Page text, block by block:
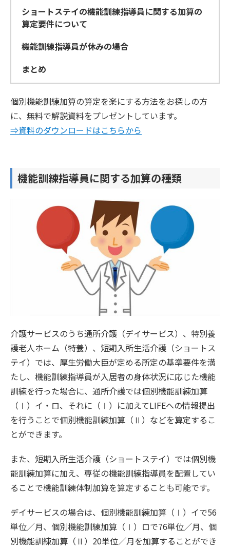
ショートステイの機能訓練指導員に関する加算の
算定要件について
機能訓練指導員が休みの場合
まとめ
個別機能訓練加算の算定を楽にする方法をお探しの方
に、無料で解説資料をプレゼントしています。
⇒資料のダウンロードはこちらから
機能訓練指導員に関する加算の種類
介護サービスのうち通所介護（デイサービス）、特別養
護老人ホーム（特養）、短期入所生活介護（ショートス
テイ）では、厚生労働大臣が定める所定の基準要件を満
たし、機能訓練指導員が入居者の身体状況に応じた機能
訓練を行った場合に、通所介護では個別機能訓練加算
（Ⅰ）イ・ロ、それに（Ⅰ）に加えてLIFEへの情報提出
を行うことで個別機能訓練加算（Ⅱ）などを算定するこ
とができます。
また、短期入所生活介護（ショートステイ）では個別機
能訓練加算に加え、専従の機能訓練指導員を配置してい
ることで機能訓練体制加算を算定することも可能です。
デイサービスの場合は、個別機能訓練加算（Ⅰ）イで56
単位／月、個別機能訓練加算（Ⅰ）ロで76単位／月、個
別機能訓練加算（Ⅱ）20単位／月を加算することができ